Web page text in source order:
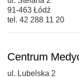
91-463 Łódź
tel. 42 288 11 20
Centrum
ul. Lubelska 2